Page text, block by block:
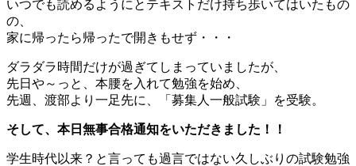
いつでも読めるようにとテキストだけ持ち歩いてはいたもの
の、
家に帰ったら帰ったで開きもせず・・・
ダラダラ時間だけが過ぎてしまっていましたが、
先日や～っと、本腰を入れて勉強を始め、
先週、渡部より一足先に、「募集人一般試験」を受験。
そして、本日無事合格通知をいただきました！！
学生時代以来？と言っても過言ではない久しぶりの試験勉強